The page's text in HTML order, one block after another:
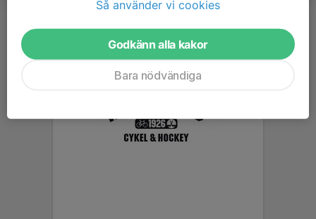
Så använder vi cookies
Godkänn alla kakor
Bara nödvändiga